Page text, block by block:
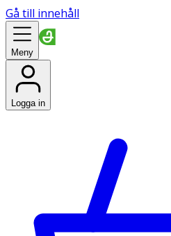
Gå till innehåll
Meny
Logga in